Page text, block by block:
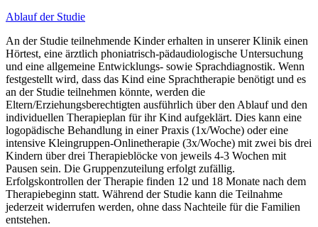
Ablauf der Studie
An der Studie teilnehmende Kinder erhalten in unserer Klinik einen
Hörtest, eine ärztlich phoniatrisch-pädaudiologische Untersuchung
und eine allgemeine Entwicklungs- sowie Sprachdiagnostik. Wenn
festgestellt wird, dass das Kind eine Sprachtherapie benötigt und es
an der Studie teilnehmen könnte, werden die
Eltern/Erziehungsberechtigten ausführlich über den Ablauf und den
individuellen Therapieplan für ihr Kind aufgeklärt. Dies kann eine
logopädische Behandlung in einer Praxis (1x/Woche) oder eine
intensive Kleingruppen-Onlinetherapie (3x/Woche) mit zwei bis drei
Kindern über drei Therapieblöcke von jeweils 4-3 Wochen mit
Pausen sein. Die Gruppenzuteilung erfolgt zufällig.
Erfolgskontrollen der Therapie finden 12 und 18 Monate nach dem
Therapiebeginn statt. Während der Studie kann die Teilnahme
jederzeit widerrufen werden, ohne dass Nachteile für die Familien
entstehen.